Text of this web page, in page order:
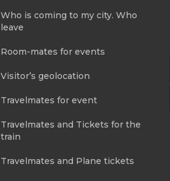
Who is coming to my city. Who
leave
Room-mates for events
Visitor’s geolocation
Travelmates for event
Travelmates and Tickets for the
train
Travelmates and Plane tickets